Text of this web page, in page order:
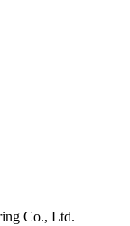
Co., Ltd.